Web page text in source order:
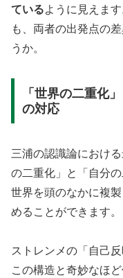
ているように見えま
も、両者の出発点の
うか。
「世界の二重化
の対応
三浦の認識論におけ
の二重化」と「自分
世界を頭のなかに複
めることができます。
ストレンメの「自己
この構造と奇妙なほ